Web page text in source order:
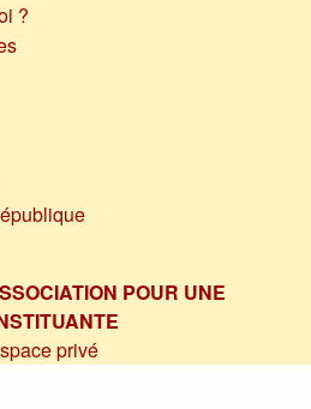
?
POUR UNE
privé